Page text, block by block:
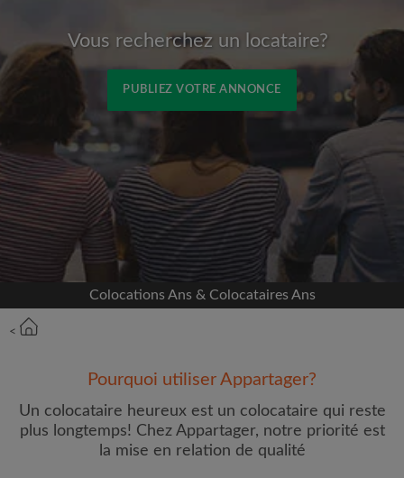
Vous recherchez un locataire?
PUBLIEZ VOTRE ANNONCE
Nous ne publierons jamais sur votre page sans
votre accord
OU
Loyer max par mois (€)
Colocations Ans & Colocataires Ans
<
Pourquoi utiliser Appartager?
Un colocataire heureux est un colocataire qui reste
plus longtemps! Chez Appartager, notre priorité est
la mise en relation de qualité